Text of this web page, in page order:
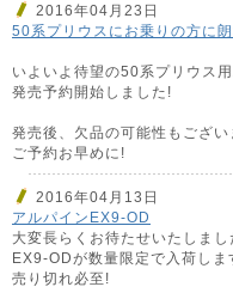
2016年04月23日
50系プリウスにお乗りの方に
いよいよ待望の50系プリウス
発売予約開始しました!
発売後、欠品の可能性もござい
ご予約お早めに!
2016年04月13日
アルパインEX9-OD
大変長らくお待たせいたしまし
EX9-ODが数量限定で入荷しま
売り切れ必至!